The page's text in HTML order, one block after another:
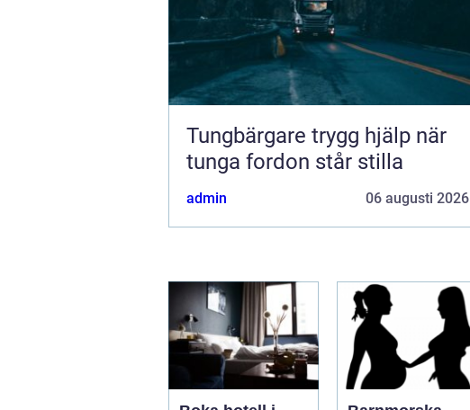
Tungbärgare trygg hjälp när
tunga fordon står stilla
admin 06 augusti 2026